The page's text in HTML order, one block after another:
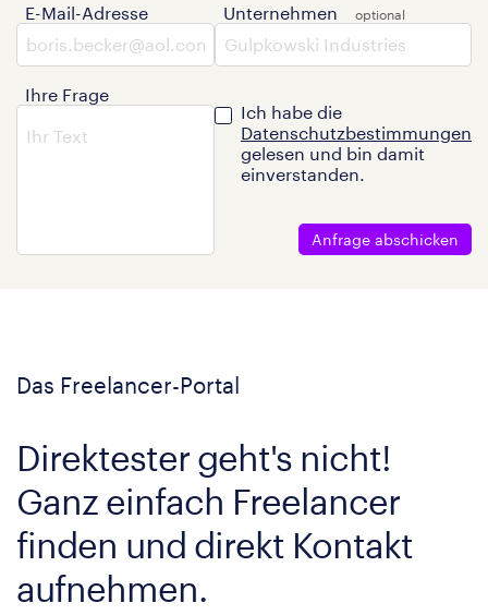
E-Mail-Adresse
Ihre Frage
Unternehmen
Ich habe die
Datenschutzbestimmungen
gelesen und bin damit
einverstanden.
Anfrage abschicken
Das Freelancer-Portal
Direktester geht's nicht!
Ganz einfach Freelancer
finden und direkt Kontakt
aufnehmen.